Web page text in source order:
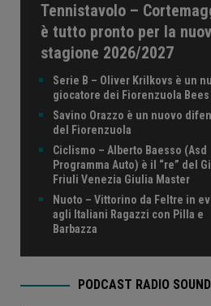
Tennistavolo –
è tutto pronto per la
stagione 2026/2027
Serie B – Oliver Krilkovs è un
giocatore dei Fiorenzuola Bees
Savino Orazzo è un nuovo
del Fiorenzuola
Ciclismo – Alberto Baesso (Asd
Programma Auto) è il “re” del
Friuli Venezia Giulia Master
Nuoto – Vittorino da Feltre in
agli Italiani Ragazzi con Pilla e
Barbazza
PODCAST RADIO SOUND